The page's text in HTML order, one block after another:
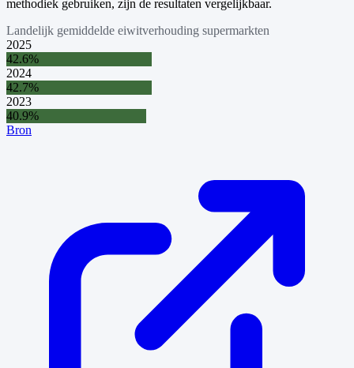
methodiek gebruiken, zijn de resultaten vergelijkbaar.
Landelijk gemiddelde eiwitverhouding supermarkten
2025
42.6%
2024
42.7%
2023
40.9%
Bron